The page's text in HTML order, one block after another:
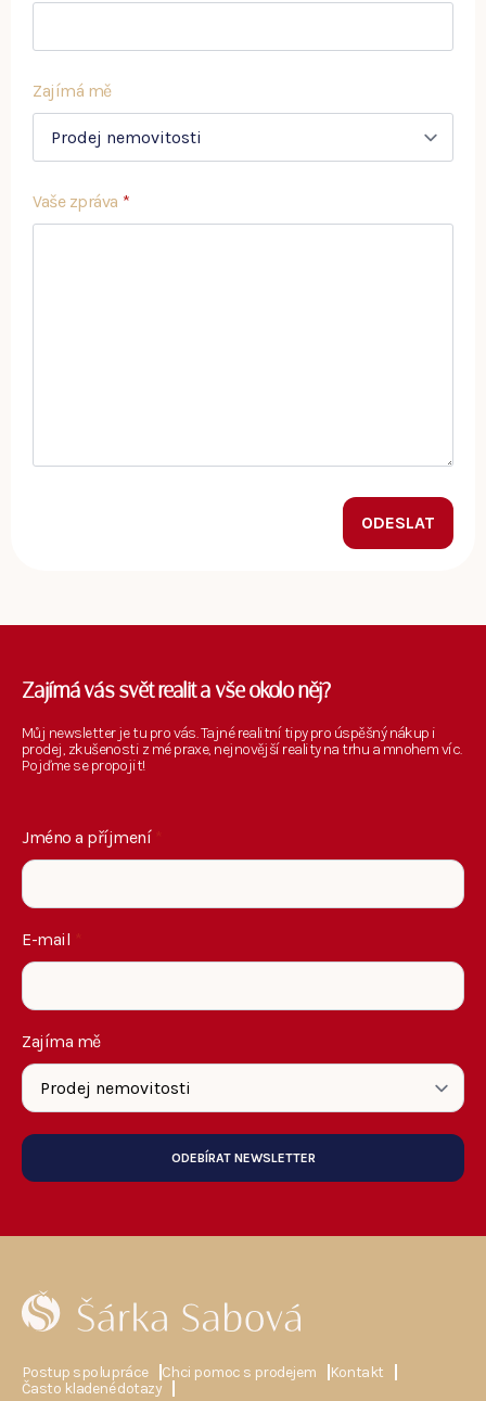
Zajímá mě
Vaše zpráva *
ODESLAT
Postup spolupráce Chci pomoc s prodejem
Kontakt
Často kladené dotazy
Zajímá vás svět realit a vše okolo něj?
Můj newsletter je tu pro vás. Tajné realitní tipy pro úspěšný nákup i
prodej, zkušenosti z mé praxe, nejnovější reality na trhu a mnohem víc.
Pojďme se propojit!
Jméno a příjmení
E-mail
Zajíma mě
ODEBÍRAT NEWSLETTER